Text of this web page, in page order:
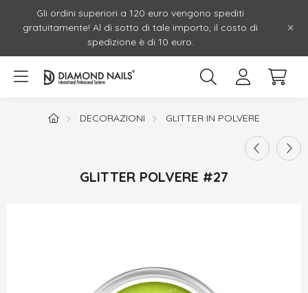
Gli ordini superiori a 120 euro vengono spediti
gratuitamente! Al di sotto di tale importo, il costo di
spedizione è di 10 euro.
DECORAZIONI GLITTER IN POLVERE
GLITTER POLVERE #27